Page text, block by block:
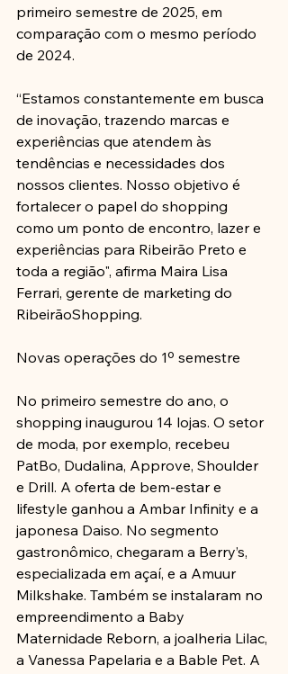
primeiro semestre de 2025, em
comparação com o mesmo período
de 2024.
“Estamos constantemente em busca
de inovação, trazendo marcas e
experiências que atendem às
tendências e necessidades dos
nossos clientes. Nosso objetivo é
fortalecer o papel do shopping
como um ponto de encontro, lazer e
experiências para Ribeirão Preto e
toda a região", afirma Maira Lisa
Ferrari, gerente de marketing do
RibeirãoShopping.
Novas operações do 1º semestre
No primeiro semestre do ano, o
shopping inaugurou 14 lojas. O setor
de moda, por exemplo, recebeu
PatBo, Dudalina, Approve, Shoulder
e Drill. A oferta de bem-estar e
lifestyle ganhou a Ambar Infinity e a
japonesa Daiso. No segmento
gastronômico, chegaram a Berry’s,
especializada em açaí, e a Amuur
Milkshake. Também se instalaram no
empreendimento a Baby
Maternidade Reborn, a joalheria Lilac,
a Vanessa Papelaria e a Bable Pet. A